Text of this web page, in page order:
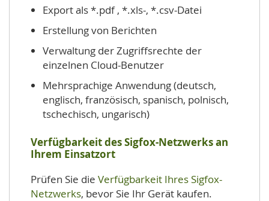
Export als *.pdf , *.xls-, *.csv-Datei
Erstellung von Berichten
Verwaltung der Zugriffsrechte der
einzelnen Cloud-Benutzer
Mehrsprachige Anwendung (deutsch,
englisch, französisch, spanisch, polnisch,
tschechisch, ungarisch)
Verfügbarkeit des Sigfox-Netzwerks an
Ihrem Einsatzort
Prüfen Sie die Verfügbarkeit Ihres Sigfox-
Netzwerks, bevor Sie Ihr Gerät kaufen.